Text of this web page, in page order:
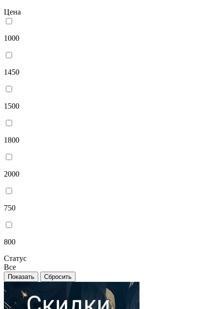
Цена
1000
1450
1500
1800
2000
750
800
Статус
Все